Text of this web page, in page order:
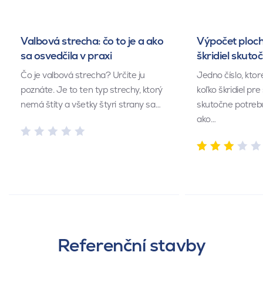
Valbová strecha: čo to je a ako
sa osvedčila v praxi
Čo je valbová strecha? Určite ju
poznáte. Je to ten typ strechy, ktorý
nemá štíty a všetky štyri strany sa…
Výpočet
škridiel
Jedno číslo,
koľko škridiel
skutočne
ako…
Referenční stavby